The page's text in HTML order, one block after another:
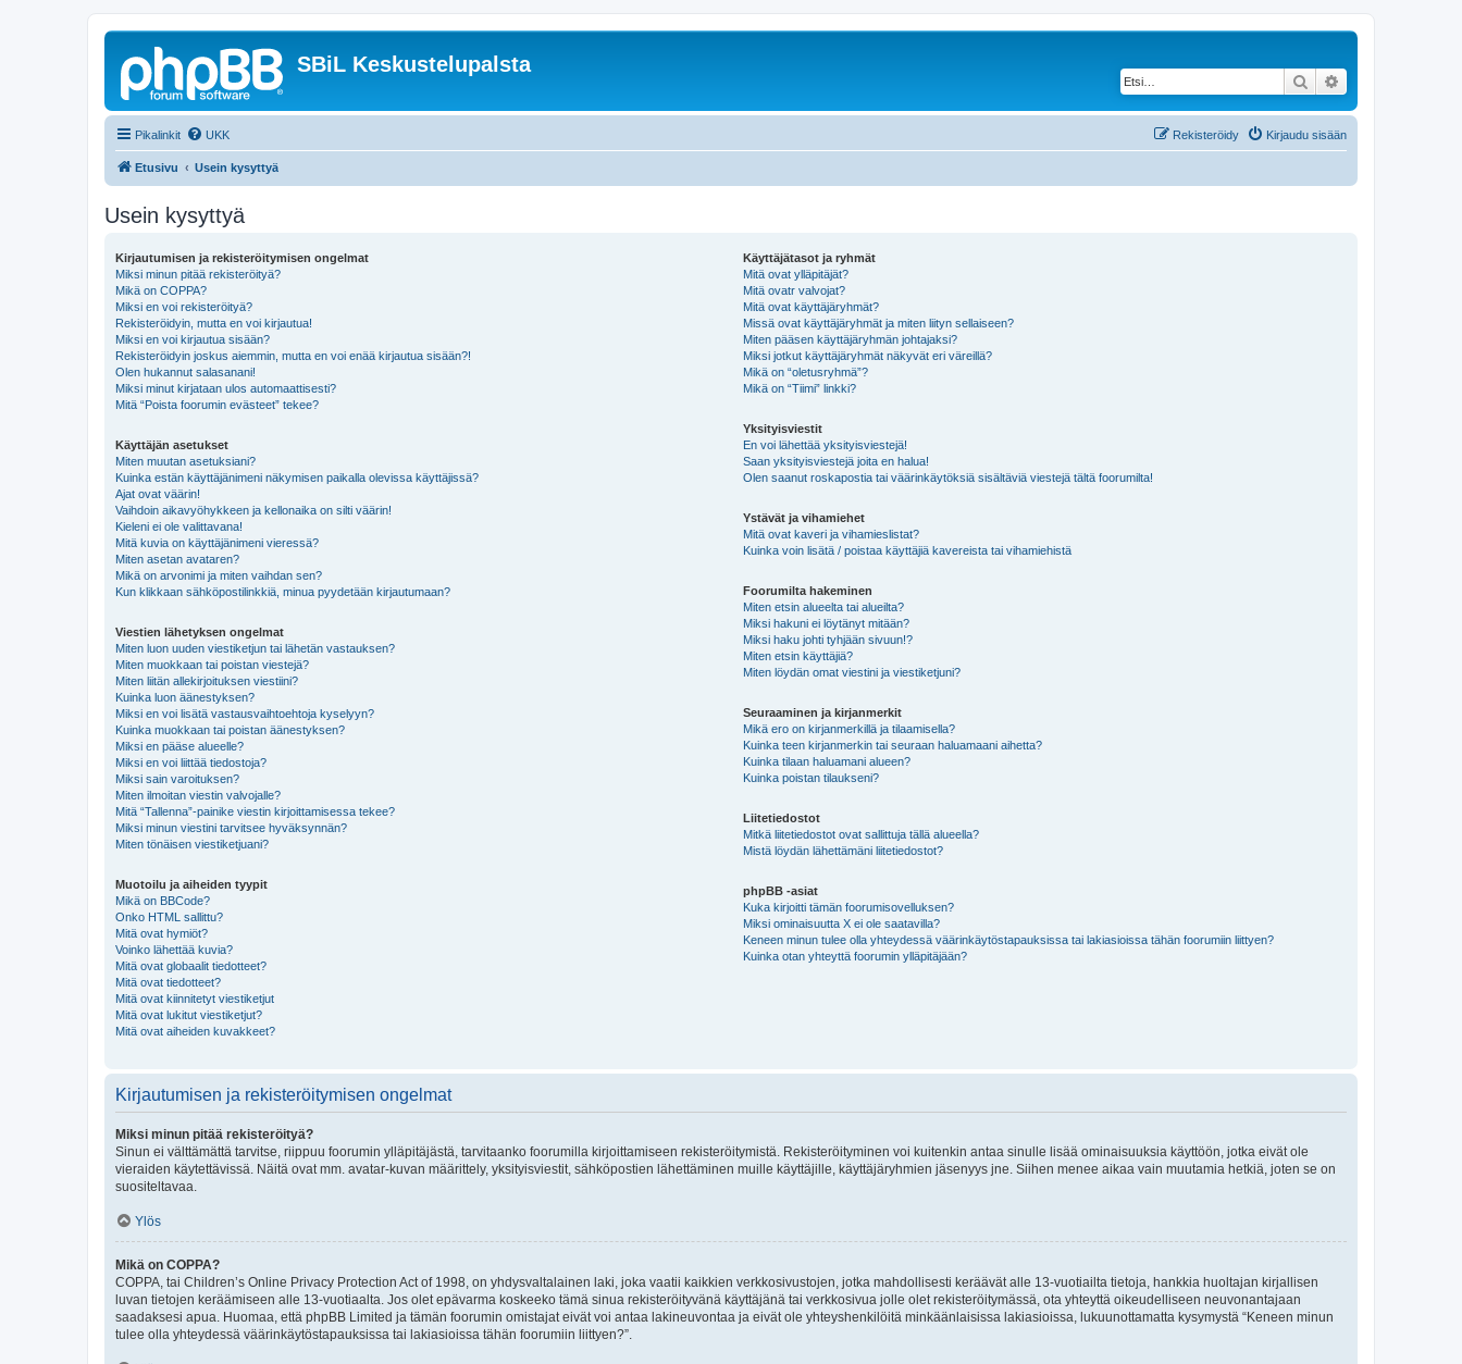
SBiL Keskustelupalsta
Etsi
Pikalinkit UKK Kirjaudu sisään
Rekisteröidy
Etusivu Usein kysyttyä
Usein kysyttyä
Kirjautumisen ja rekisteröitymisen ongelmat
Miksi minun pitää rekisteröityä?
Mikä on COPPA?
Miksi en voi rekisteröityä?
Rekisteröidyin, mutta en voi kirjautua!
Miksi en voi kirjautua sisään?
Rekisteröidyin joskus aiemmin, mutta en voi enää kirjautua sisään?!
Olen hukannut salasanani!
Miksi minut kirjataan ulos automaattisesti?
Mitä “Poista foorumin evästeet” tekee?
Käyttäjän asetukset
Miten muutan asetuksiani?
Kuinka estän käyttäjänimeni näkymisen paikalla olevissa käyttäjissä?
Ajat ovat väärin!
Vaihdoin aikavyöhykkeen ja kellonaika on silti väärin!
Kieleni ei ole valittavana!
Mitä kuvia on käyttäjänimeni vieressä?
Miten asetan avataren?
Mikä on arvonimi ja miten vaihdan sen?
Kun klikkaan sähköpostilinkkiä, minua pyydetään kirjautumaan?
Viestien lähetyksen ongelmat
Miten luon uuden viestiketjun tai lähetän vastauksen?
Miten muokkaan tai poistan viestejä?
Miten liitän allekirjoituksen viestiini?
Kuinka luon äänestyksen?
Miksi en voi lisätä vastausvaihtoehtoja kyselyyn?
Kuinka muokkaan tai poistan äänestyksen?
Miksi en pääse alueelle?
Miksi en voi liittää tiedostoja?
Miksi sain varoituksen?
Miten ilmoitan viestin valvojalle?
Mitä “Tallenna”-painike viestin kirjoittamisessa tekee?
Miksi minun viestini tarvitsee hyväksynnän?
Miten tönäisen viestiketjuani?
Muotoilu ja aiheiden tyypit
Mikä on BBCode?
Onko HTML sallittu?
Mitä ovat hymiöt?
Voinko lähettää kuvia?
Mitä ovat globaalit tiedotteet?
Mitä ovat tiedotteet?
Mitä ovat kiinnitetyt viestiketjut
Mitä ovat lukitut viestiketjut?
Mitä ovat aiheiden kuvakkeet?
Käyttäjätasot ja ryhmät
Mitä ovat ylläpitäjät?
Mitä ovatr valvojat?
Mitä ovat käyttäjäryhmät?
Missä ovat käyttäjäryhmät ja miten liityn sellaiseen?
Miten pääsen käyttäjäryhmän johtajaksi?
Miksi jotkut käyttäjäryhmät näkyvät eri väreillä?
Mikä on “oletusryhmä”?
Mikä on “Tiimi” linkki?
Yksityisviestit
En voi lähettää yksityisviestejä!
Saan yksityisviestejä joita en halua!
Olen saanut roskapostia tai väärinkäytöksiä sisältäviä viestejä tältä foorumilta!
Ystävät ja vihamiehet
Mitä ovat kaveri ja vihamieslistat?
Kuinka voin lisätä / poistaa käyttäjiä kavereista tai vihamiehistä
Foorumilta hakeminen
Miten etsin alueelta tai alueilta?
Miksi hakuni ei löytänyt mitään?
Miksi haku johti tyhjään sivuun!?
Miten etsin käyttäjiä?
Miten löydän omat viestini ja viestiketjuni?
Seuraaminen ja kirjanmerkit
Mikä ero on kirjanmerkillä ja tilaamisella?
Kuinka teen kirjanmerkin tai seuraan haluamaani aihetta?
Kuinka tilaan haluamani alueen?
Kuinka poistan tilaukseni?
Liitetiedostot
Mitkä liitetiedostot ovat sallittuja tällä alueella?
Mistä löydän lähettämäni liitetiedostot?
phpBB -asiat
Kuka kirjoitti tämän foorumisovelluksen?
Miksi ominaisuutta X ei ole saatavilla?
Keneen minun tulee olla yhteydessä väärinkäytöstapauksissa tai lakiasioissa tähän foorumiin liittyen?
Kuinka otan yhteyttä foorumin ylläpitäjään?
Kirjautumisen ja rekisteröitymisen ongelmat
Miksi minun pitää rekisteröityä?
Sinun ei välttämättä tarvitse, riippuu foorumin ylläpitäjästä, tarvitaanko foorumilla kirjoittamiseen rekisteröitymistä. Rekisteröityminen voi kuitenkin antaa sinulle lisää ominaisuuksia käyttöön, jotka eivät ole
vieraiden käytettävissä. Näitä ovat mm. avatar-kuvan määrittely, yksityisviestit, sähköpostien lähettäminen muille käyttäjille, käyttäjäryhmien jäsenyys jne. Siihen menee aikaa vain muutamia hetkiä, joten se on
suositeltavaa.
Ylös
Mikä on COPPA?
COPPA, tai Children’s Online Privacy Protection Act of 1998, on yhdysvaltalainen laki, joka vaatii kaikkien verkkosivustojen, jotka mahdollisesti keräävät alle 13-vuotiailta tietoja, hankkia huoltajan kirjallisen
luvan tietojen keräämiseen alle 13-vuotiaalta. Jos olet epävarma koskeeko tämä sinua rekisteröityvänä käyttäjänä tai verkkosivua jolle olet rekisteröitymässä, ota yhteyttä oikeudelliseen neuvonantajaan
saadaksesi apua. Huomaa, että phpBB Limited ja tämän foorumin omistajat eivät voi antaa lakineuvontaa ja eivät ole yhteyshenkilöitä minkäänlaisissa lakiasioissa, lukuunottamatta kysymystä “Keneen minun
tulee olla yhteydessä väärinkäytöstapauksissa tai lakiasioissa tähän foorumiin liittyen?”.